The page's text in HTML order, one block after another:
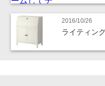
2016/10/26
ライティン